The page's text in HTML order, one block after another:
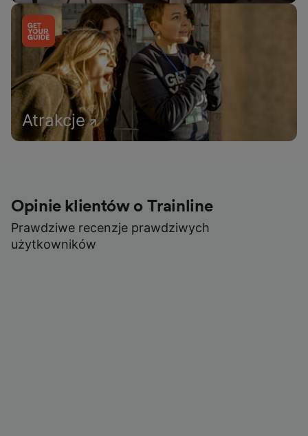
Atrakcje
Opinie klientów o Trainline
Prawdziwe recenzje prawdziwych
użytkowników